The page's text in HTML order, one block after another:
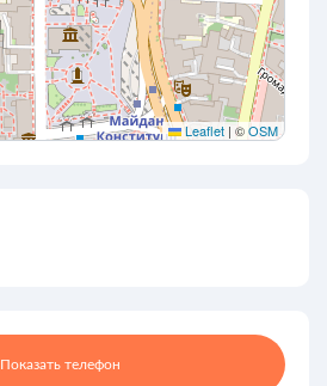
Leaflet | ©OSM
Показать телефон